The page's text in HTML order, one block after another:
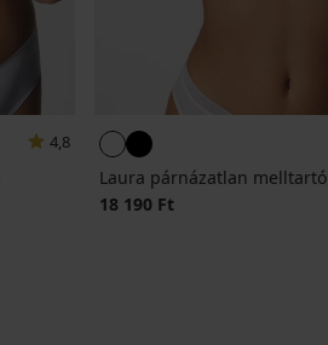
4,8
Laura párnázatlan melltartó
18 190 Ft